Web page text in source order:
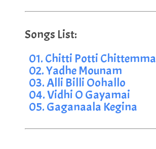
01. Chitti Potti Chittemma
02. Yadhe Mounam
03. Alli Billi Oohallo
04. Vidhi O Gayamai
05. Gaganaala Kegina